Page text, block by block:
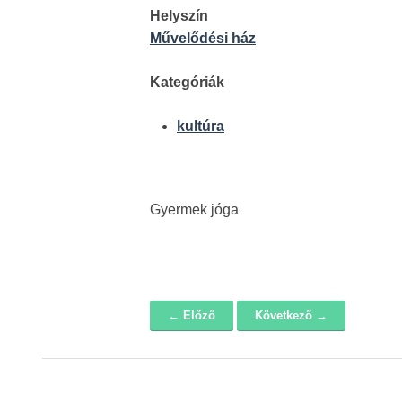
Helyszín
Művelődési ház
Kategóriák
kultúra
Gyermek jóga
← Előző Következő →